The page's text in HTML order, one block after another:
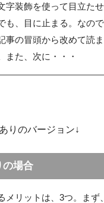
字装飾を使って目立た
も、目に止まる。なの
事の冒頭から改めて読
また、次に・・・
りのバージョン↓
の場合
メリットは、3つ。まず、